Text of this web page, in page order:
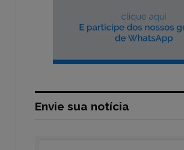
Envie sua notícia